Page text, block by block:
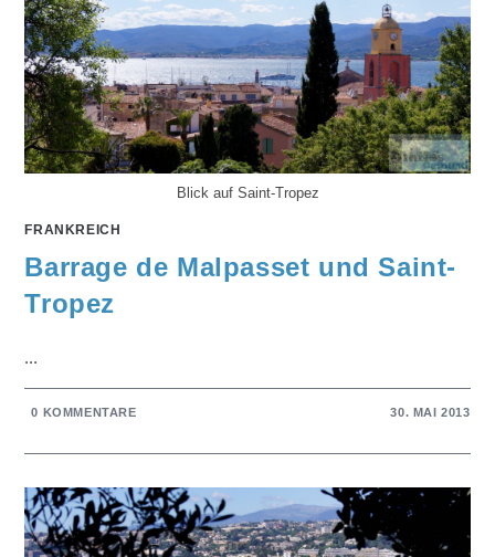
Blick auf Saint-Tropez
FRANKREICH
Barrage de Malpasset und Saint-
Tropez
...
0 KOMMENTARE 30. MAI 2013